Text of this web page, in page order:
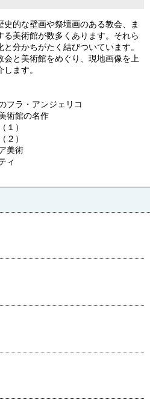
的な壁画や祭壇画のある教会、ま
美術館が数多くあります。それら
分かちがたく結びついています。
会と美術館をめぐり、現地画像を上
ます。
フラ・アンジェリコ
術館の名作
１）
２）
美術
ィ